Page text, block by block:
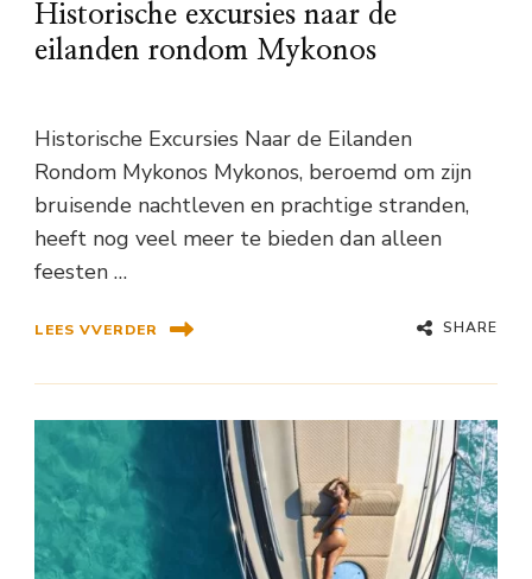
Historische excursies naar de
eilanden rondom Mykonos
Historische Excursies Naar de Eilanden
Rondom Mykonos Mykonos, beroemd om zijn
bruisende nachtleven en prachtige stranden,
heeft nog veel meer te bieden dan alleen
feesten …
LEES VVERDER SHARE